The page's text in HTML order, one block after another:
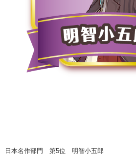
日本名作部門 第5位 明智小五郎